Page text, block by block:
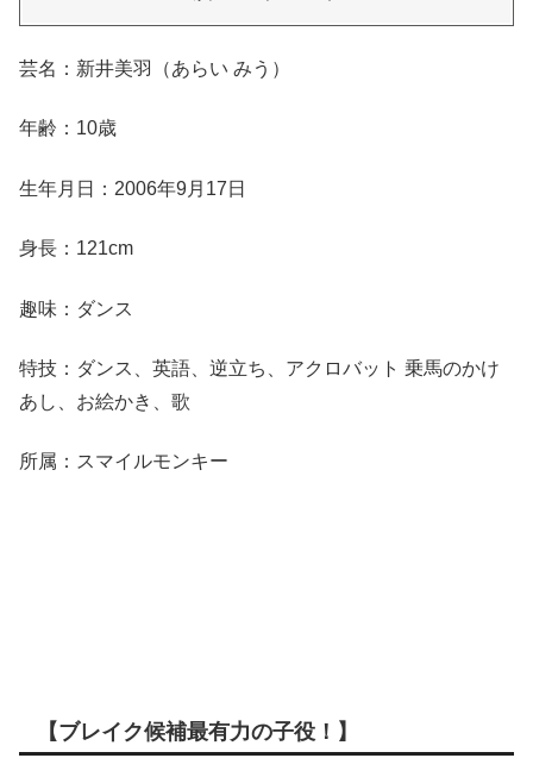
芸名：新井美羽（あらい みう）
年齢：10歳
生年月日：2006年9月17日
身長：121cm
趣味：ダンス
特技：ダンス、英語、逆立ち、アクロバット 乗馬のかけ
あし、お絵かき、歌
所属：スマイルモンキー
【ブレイク候補最有力の子役！】